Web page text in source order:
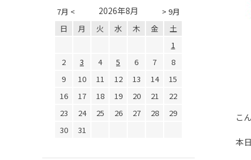
こ
本
7月 < > 9月
2026年8月
日 月 火 水 木 金
土
1
2
3 4 5 6 7
8
9
10 11 12 13 14
15
16
17 18 19 20 21
22
23
24 25 26 27 28
29
30
31